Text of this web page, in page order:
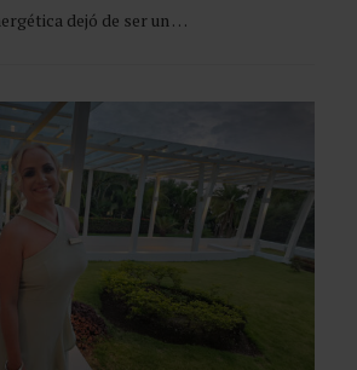
dejó de ser un …